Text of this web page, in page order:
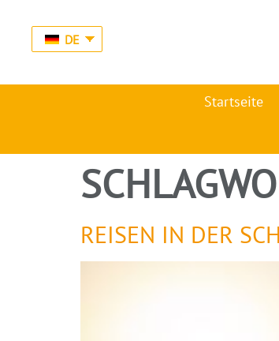
DE
Startseite
REISEN IN DER